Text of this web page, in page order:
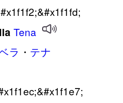
Tena
ラ ・ テナ